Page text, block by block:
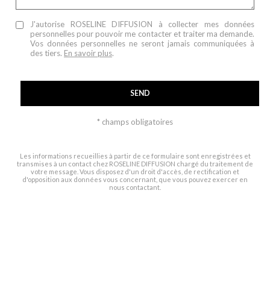
J'autorise ROSELINE DIFFUSION à collecter mes données
personnelles pour pouvoir me contacter et traiter ma demande.
Vos données personnelles ne seront jamais communiquées à
des tiers. En savoir plus.
SEND
* champs obligatoires
Les informations recueillies à partir de ce formulaire sont enregistrées et
transmises à un contact chez ROSELINE DIFFUSION chargé du traitement de
votre message. Vous disposez d'un droit d'accès, de rectification et
d'opposition aux données vous concernant, que vous pouvez exercer en
nous contactant.